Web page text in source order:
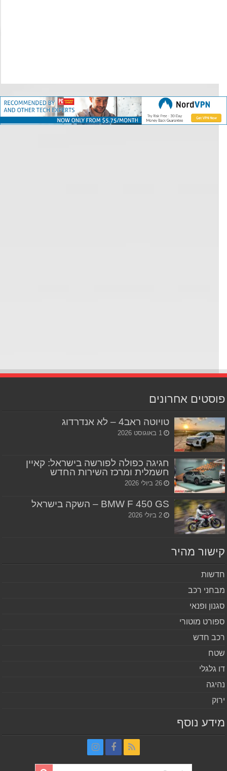
אחרונים
טויוטה ראב4 – לא אנדרדוג
1 באוגוסט 2026
חגיגה כפולה לפורשה בישראל: קאיין
חשמלית ומרכז השירות החדש
26 ביולי 2026
BMW F 450 GS – השקה בישראל
2 ביולי 2026
מהיר
רכב
ופנאי
מוטורי
חדש
גלגלי
נוסף